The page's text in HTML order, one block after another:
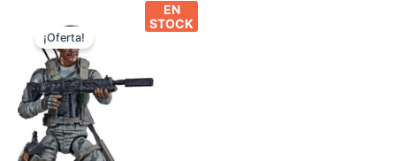
EN
STOCK
¡Oferta!